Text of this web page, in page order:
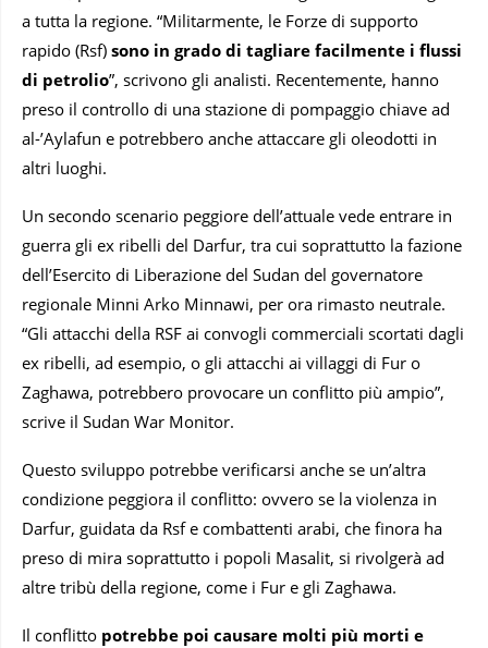
a tutta la regione. “Militarmente, le Forze di supporto
rapido (Rsf) sono in grado di tagliare facilmente i flussi
di petrolio”, scrivono gli analisti. Recentemente, hanno
preso il controllo di una stazione di pompaggio chiave ad
al-’Aylafun e potrebbero anche attaccare gli oleodotti in
altri luoghi.
Un secondo scenario peggiore dell’attuale vede entrare in
guerra gli ex ribelli del Darfur, tra cui soprattutto la fazione
dell’Esercito di Liberazione del Sudan del governatore
regionale Minni Arko Minnawi, per ora rimasto neutrale.
“Gli attacchi della RSF ai convogli commerciali scortati dagli
ex ribelli, ad esempio, o gli attacchi ai villaggi di Fur o
Zaghawa, potrebbero provocare un conflitto più ampio”,
scrive il Sudan War Monitor.
Questo sviluppo potrebbe verificarsi anche se un’altra
condizione peggiora il conflitto: ovvero se la violenza in
Darfur, guidata da Rsf e combattenti arabi, che finora ha
preso di mira soprattutto i popoli Masalit, si rivolgerà ad
altre tribù della regione, come i Fur e gli Zaghawa.
Il conflitto potrebbe poi causare molti più morti e